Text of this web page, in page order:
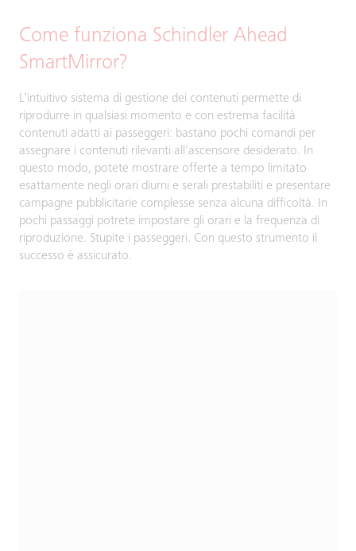
Come funziona Schindler Ahead
SmartMirror?
L’intuitivo sistema di gestione dei contenuti permette di
riprodurre in qualsiasi momento e con estrema facilità
contenuti adatti ai passeggeri: bastano pochi comandi per
assegnare i contenuti rilevanti all’ascensore desiderato. In
questo modo, potete mostrare offerte a tempo limitato
esattamente negli orari diurni e serali prestabiliti e presentare
campagne pubblicitarie complesse senza alcuna difficoltà. In
pochi passaggi potrete impostare gli orari e la frequenza di
riproduzione. Stupite i passeggeri. Con questo strumento il
successo è assicurato.